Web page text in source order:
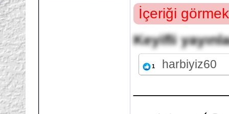
İçeriği
Keyifli
1 harbiyiz60